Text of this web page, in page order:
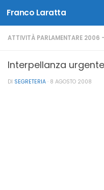
Salta al contenuto
Franco Laratta
ATTIVITÀ PARLAMENTARE 2006
Interpellanza
DI SEGRETERIA · 8 AGOSTO 2008